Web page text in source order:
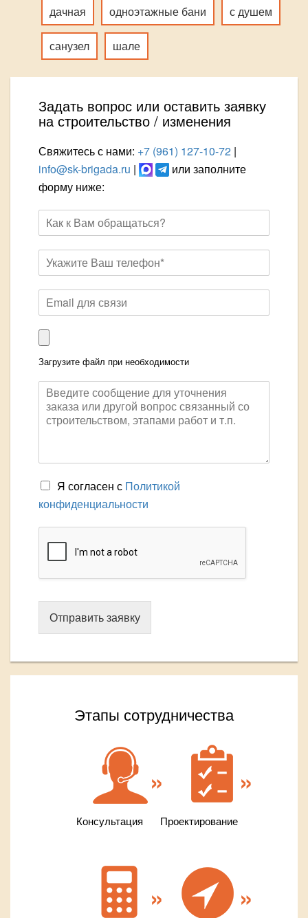
дачная одноэтажные бани с душем
санузел шале
Задать вопрос или оставить заявку
на строительство / изменения
Свяжитесь с нами: +7 (961) 127-10-72 |
info@sk-brigada.ru |
или заполните
форму ниже:
Загрузите файл при необходимости
Я согласен с Политикой
конфиденциальности
Отправить заявку
Этапы сотрудничества
Консультация Проектирование